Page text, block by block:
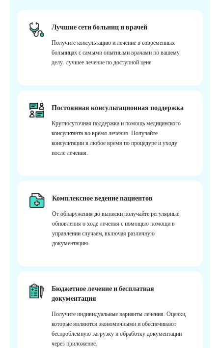
Лучшие сети больниц и врачей
Получите консультацию и лечение в современных
больницах с самыми опытными врачами по вашему
делу. лучшее лечение по доступной цене.
Постоянная консультационная поддержка
Круглосуточная поддержка и помощь медицинского
консультанта во время лечения. Получайте
консультации в любое время по процедуре и уходу
после лечения.
Комплексное ведение пациентов
От обнаружения до выписки получайте регулярные
обновления о ходе лечения с помощью помощи в
управлении случаем, включая различную
документацию.
Бюджетное лечение и бесплатная
документация
Получите индивидуальные варианты лечения. Оценки,
которые являются экономичными и обеспечивают
беспроблемную загрузку и обработку документации
через приложение.